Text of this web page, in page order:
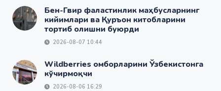
Бен-Гвир фаластинлик маҳбусларнинг
кийимлари ва Қуръон китобларини
тортиб олишни буюрди
2026-08-07 10:44
Wildberries омборларини Ўзбекистонга
кўчирмоқчи
2026-08-06 16:29